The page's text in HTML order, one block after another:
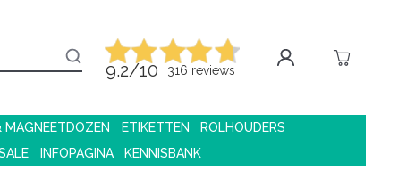
9.2/10 316 reviews
MAGNEETDOZEN ETIKETTEN
ROLHOUDERS
INFOPAGINA KENNISBANK